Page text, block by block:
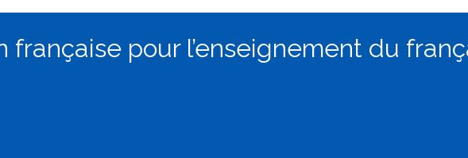
française pour l’enseignement du